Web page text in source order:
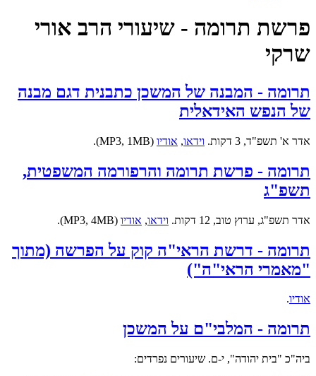
פרשת תרומה - שיעורי הרב אורי
שרקי
תרומה - המבנה של המשכן כתבנית דגם מבנה
של הנפש האידאלית
אדר א' תשפ"ד, 3 דקות. וידאו, אודיו (MP3, 1MB).
תרומה - פרשת תרומה והרפורמה המשפטית,
תשפ"ג
אדר תשפ"ג, ערוץ טוב, 12 דקות. וידאו, אודיו (MP3, 4MB).
תרומה - דרשת הראי"ה קוק על הפרשה (מתוך
"מאמרי הראי"ה")
אודיו.
תרומה - המלבי"ם על המשכן
ביה"כ "בית יהודה", י-ם. שיעורים נפרדים: